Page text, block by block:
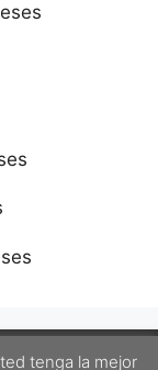
tenga la mejor